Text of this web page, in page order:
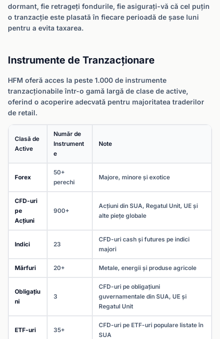
dormant, fie retrageți fondurile, fie asigurați-vă că cel puțin
o tranzacție este plasată în fiecare perioadă de șase luni
pentru a evita taxarea.
Instrumente de Tranzacționare
HFM oferă acces la peste 1.000 de instrumente
tranzacționabile într-o gamă largă de clase de active,
oferind o acoperire adecvată pentru majoritatea traderilor
de retail.
Clasă de
Active
Număr de
Instrument
e
Note
Forex
50+
perechi
Majore, minore și exotice
CFD-uri
pe
Acțiuni
900+
Acțiuni din SUA, Regatul Unit, UE și
alte piețe globale
Indici 23
CFD-uri cash și futures pe indici
majori
Mărfuri 20+ Metale, energii și produse agricole
Obligațiu
ni
3
CFD-uri pe obligațiuni
guvernamentale din SUA, UE și
Regatul Unit
ETF-uri 35+
CFD-uri pe ETF-uri populare listate în
SUA